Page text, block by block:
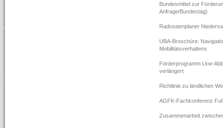
Bundesmittel zur
Anfrage/Bundestag)
Radroutenplaner
UBA-Broschüre:
Mobilitätsverhaltens
Förderprogramm Lkw-
verlängert
Richtlinie zu ländlichen
AGFK-Fachkonferenz
Zusammenarbeit